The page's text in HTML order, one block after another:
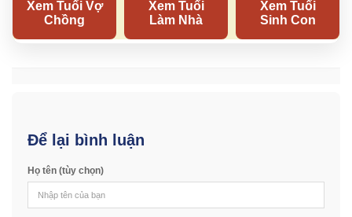
Để lại bình luận
Họ tên (tùy chọn)